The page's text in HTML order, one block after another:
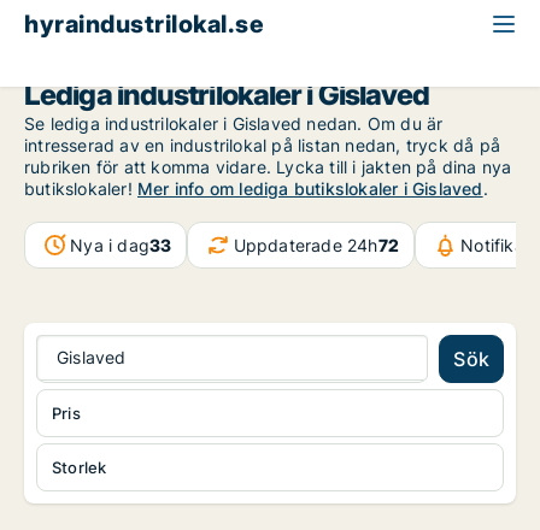
hyraindustrilokal.se
Lediga industrilokaler i Gislaved
Se lediga industrilokaler i Gislaved nedan. Om du är
intresserad av en industrilokal på listan nedan, tryck då på
rubriken för att komma vidare. Lycka till i jakten på dina nya
butikslokaler! Mer info om lediga butikslokaler i Gislaved.
Nya i dag33 Uppdaterade 24h72
Gislaved Sök
Storlek
Pris